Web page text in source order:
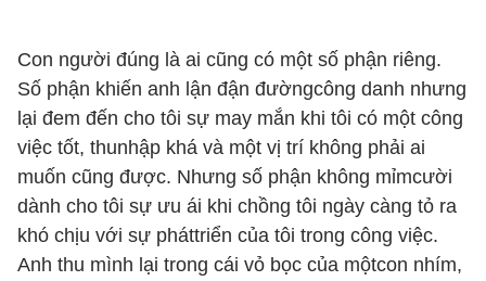
Con người đúng là ai cũng có một số phận riêng.
Số phận khiến anh lận đận đườngcông danh nhưng
lại đem đến cho tôi sự may mắn khi tôi có một công
việc tốt, thunhập khá và một vị trí không phải ai
muốn cũng được. Nhưng số phận không mỉmcười
dành cho tôi sự ưu ái khi chồng tôi ngày càng tỏ ra
khó chịu với sự pháttriển của tôi trong công việc.
Anh thu mình lại trong cái vỏ bọc của mộtcon nhím,